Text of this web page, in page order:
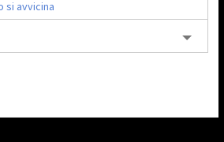
si avvicina